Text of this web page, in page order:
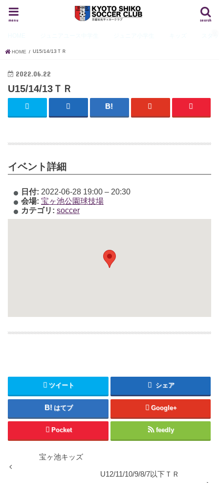
search
menu
HOME U15/14/13ＴＲ
2022.06.22
U15/14/13ＴＲ
イベント詳細
日付: 2022-06-28 19:00– 20:30
会場: 宝ヶ池公園球技場
カテゴリ: soccer
ツイート シェア
はてブ Google+
Pocket feedly
宝ヶ池キッズ
U12/11/10/9/8/7以下ＴＲ